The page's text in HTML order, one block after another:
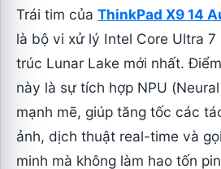
Trái tim củaThinkPad X9 14
là bộ vi xử lý Intel Core Ultra
trúc Lunar Lake mới nhất.
này là sự tích hợp NPU
mạnh mẽ, giúp tăng tốc các
ảnh, dịch thuật real-time và
minh mà không làm hao tốn